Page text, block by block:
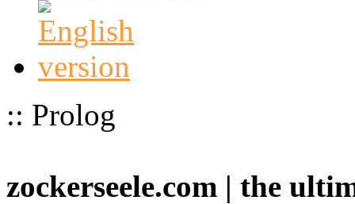
:: Prolog
zockerseele.com | the